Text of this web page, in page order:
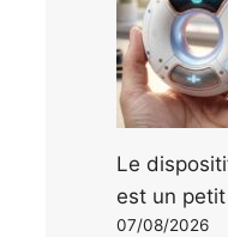
Le
est un
07/08/2026